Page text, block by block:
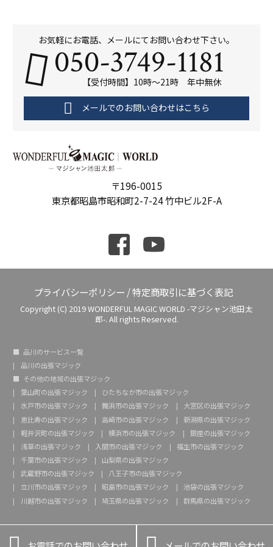
〒196-0015
東京都昭島市昭和町2-7-24 竹中ビル2F-A
お気軽にお電話、メールにてお問い合わせ下さい。
050-3749-1181
【受付時間】10時～21時 年中無休
メールでのお問い合わせはこちら
プライバシーポリシー /特定商取引に基づく表記
Copyright (C) 2019 WONDERFUL MAGIC WORLD -マジシャン池田太
郎-. All rights Reserved.
品川のサービス一覧
品川の出張マジック
その他の地域の出張マジック
葉山町の出張マジック
ひたちなか市の出張マジック
水戸市の出張マジック
舞浜市の出張マジック
大宮区の出張マジック
恵比寿の出張マジック
高崎市の出張マジック
新潟県の出張マジック
軽井沢町の出張マジック
横浜市の出張マジック
銀座の出張マジック
浅草の出張マジック
入間市の出張マジック
福生市の出張マジック
千葉市の出張マジック
山梨県の出張マジック
武蔵野市の出張マジック
八王子市の出張マジック
立川市の出張マジック
昭島市の出張マジック
池袋の出張マジック
川越市の出張マジック
埼玉県の出張マジック 群馬県の出張マジック